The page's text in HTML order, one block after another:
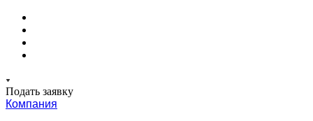
Подать заявку
Компания